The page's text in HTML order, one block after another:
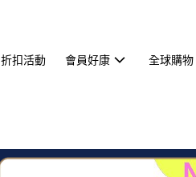
折扣活動 會員好康 全球購物